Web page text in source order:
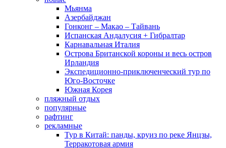
Мьянма
Азербайджан
Гонконг – Макао – Тайвань
Испанская Андалусия + Гибралтар
Карнавальная Италия
Острова Британской короны и весь остров
Ирландия
Экспедиционно-приключенческий тур по
Юго-Восточке
Южная Корея
пляжный отдых
популярные
рафтинг
рекламные
Тур в Китай: панды, круиз по реке Янцзы,
Терракотовая армия